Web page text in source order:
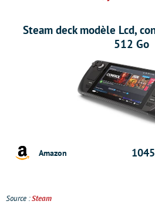
Steam deck modèle Lcd,
512 Go
Amazon
Source :Steam